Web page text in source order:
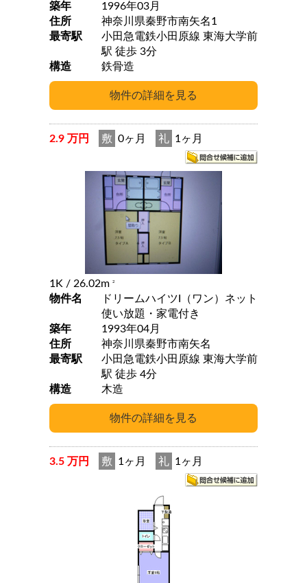
築年
1996年03月
住所
神奈川県秦野市南矢名1
最寄駅
小田急電鉄小田原線 東海大学前
駅 徒歩 3分
構造
鉄骨造
2.9 万円 敷 0ヶ月 礼 1ヶ月
1K / 26.02m 2
物件名
ドリームハイツI（ワン）ネット
使い放題・家電付き
築年
1993年04月
住所
神奈川県秦野市南矢名
最寄駅
小田急電鉄小田原線 東海大学前
駅 徒歩 4分
構造
木造
3.5 万円 敷 1ヶ月 礼 1ヶ月